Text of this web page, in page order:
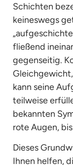
Schichten
keineswegs
fließend
gegenseitig.
kann seine
teilweise
bekannten
rote Augen,
Dieses
Ihnen helfen,